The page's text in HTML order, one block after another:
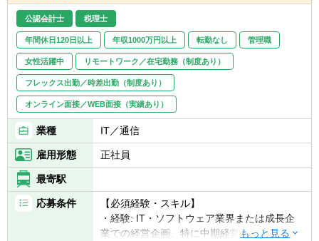
公認会計士 税理士
年間休日120日以上 年収1000万円以上 転勤なし 管理職
女性活躍中 リモートワーク／在宅勤務（制度あり）
フレックス出勤／時差出勤（制度あり）
オンライン面接／WEB面接（実績あり）
業種 IT／通信
雇用形態 正社員
最寄駅
応募条件
【必須経験・スキル】
・経験: IT・ソフトウェア業界または成長企
業での経営企画、特に中期経営計画や予算策